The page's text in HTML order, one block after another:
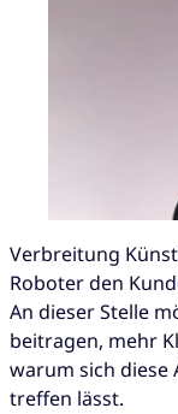
Verbreitung
Roboter den
An dieser Stelle
beitragen, mehr
warum sich diese
treffen lässt.